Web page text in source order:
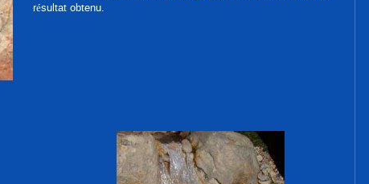
résultat obtenu.